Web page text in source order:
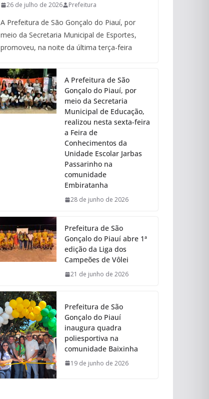
26 de julho de 2026 Prefeitura
A Prefeitura de São Gonçalo do Piauí, por
meio da Secretaria Municipal de Esportes,
promoveu, na noite da última terça-feira
A Prefeitura de São
Gonçalo do Piauí, por
meio da Secretaria
Municipal de Educação,
realizou nesta sexta-feira
a Feira de
Conhecimentos da
Unidade Escolar Jarbas
Passarinho na
comunidade
Embiratanha
28 de junho de 2026
Prefeitura de São
Gonçalo do Piauí abre 1ª
edição da Liga dos
Campeões de Vôlei
21 de junho de 2026
Prefeitura de São
Gonçalo do Piauí
inaugura quadra
poliesportiva na
comunidade Baixinha
19 de junho de 2026